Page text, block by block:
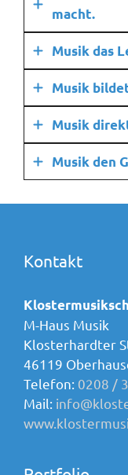
macht.
Musik das
Musik
Musik
Musik den
Kontakt
M-Haus Musik
Klosterhardter
46119
Telefon: 0208 /
Mail: